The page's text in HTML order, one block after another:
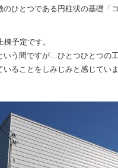
のひとつである円柱状の基礎「
予定です。
いう間ですが…ひとつひとつの
いることをしみじみと感じていま